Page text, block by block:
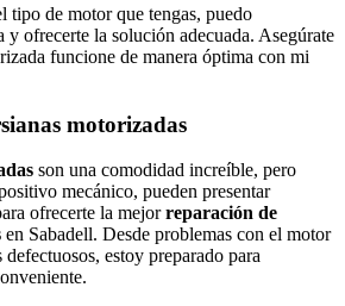
tipo de motor que tengas, puedo
y ofrecerte la solución adecuada. Asegúrate
funcione de manera óptima con mi
motorizadas
son una comodidad increíble, pero
mecánico, pueden presentar
ofrecerte la mejorreparación de
en Sabadell. Desde problemas con el motor
estoy preparado para